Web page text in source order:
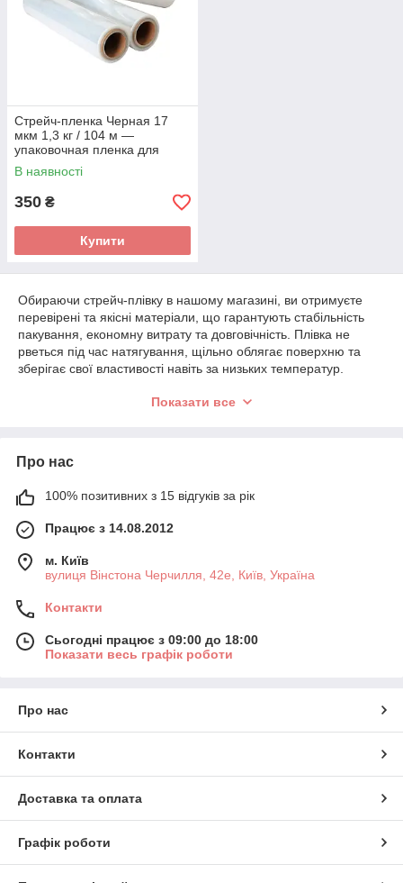
Стрейч-пленка Черная 17
мкм 1,3 кг / 104 м —
упаковочная пленка для
ручного использования
В наявності
350 ₴
Купити
Обираючи стрейч-плівку в нашому магазині, ви отримуєте
перевірені та якісні матеріали, що гарантують стабільність
пакування, економну витрату та довговічність. Плівка не
рветься під час натягування, щільно облягає поверхню та
зберігає свої властивості навіть за низьких температур.
побутових до інтенсивного промислового використання.
Показати все
Про нас
100% позитивних з 15 відгуків за рік
Працює з 14.08.2012
м. Київ
вулиця Вінстона Черчилля, 42е, Київ, Україна
Контакти
Сьогодні працює з 09:00 до 18:00
Показати весь графік роботи
Про нас
Контакти
Доставка та оплата
Графік роботи